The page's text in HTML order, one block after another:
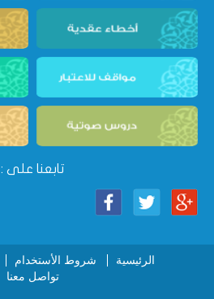
تابعنا على :
الرئيسية شروط الأستخدام
تواصل معنا